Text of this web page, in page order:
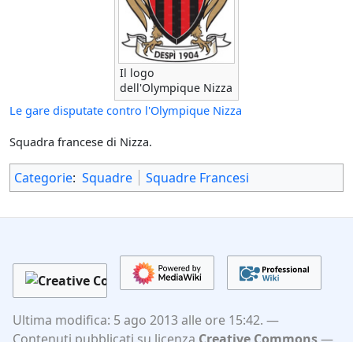
Il logo
dell'Olympique Nizza
Le gare disputate contro l'Olympique Nizza
Squadra francese di Nizza.
Categorie: Squadre Squadre Francesi
Ultima modifica: 5 ago 2013 alle ore 15:42.